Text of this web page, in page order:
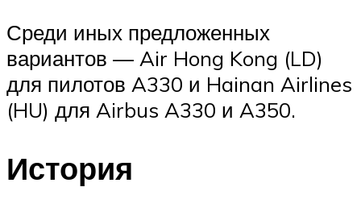
Среди иных предложенных
вариантов — Air Hong Kong (LD)
для пилотов A330 и Hainan Airlines
(HU) для Airbus A330 и A350.
История